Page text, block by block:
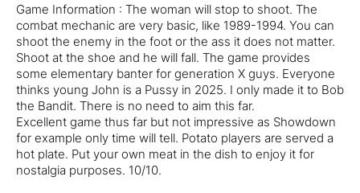
Game Information : The woman will stop to shoot. The
combat mechanic are very basic, like 1989-1994. You can
shoot the enemy in the foot or the ass it does not matter.
Shoot at the shoe and he will fall. The game provides
some elementary banter for generation X guys. Everyone
thinks young John is a Pussy in 2025. I only made it to Bob
the Bandit. There is no need to aim this far.
Excellent game thus far but not impressive as Showdown
for example only time will tell. Potato players are served a
hot plate. Put your own meat in the dish to enjoy it for
nostalgia purposes. 10/10.